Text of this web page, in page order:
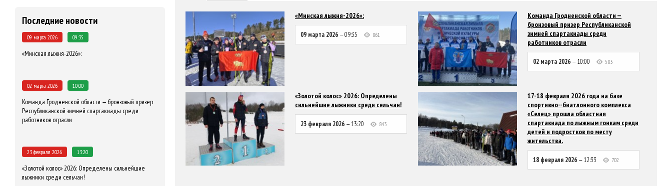
Последние новости
09 марта 2026 09:35
«Минская лыжня-2026»:
02 марта 2026 10:00
Команда Гродненской области — бронзовый призер
Республиканской зимней спартакиады среди
работников отрасли
23 февраля 2026 13:20
«Золотой колос» 2026: Определены сильнейшие
лыжники среди сельчан!
«Минская лыжня-2026»:
09 марта 2026 — 09:35 861
Команда Гродненской области —
бронзовый призер Республиканской
зимней спартакиады среди
работников отрасли
02 марта 2026— 10:00 583
«Золотой колос» 2026: Определены
сильнейшие лыжники среди сельчан!
23 февраля 2026 — 13:20 843
17-18 февраля 2026 года на базе
спортивно--биатлонного комплекса
«Селец» прошла областная
спартакиада по лыжным гонкам среди
детей и подростков по месту
жительства.
18 февраля 2026— 12:33 702